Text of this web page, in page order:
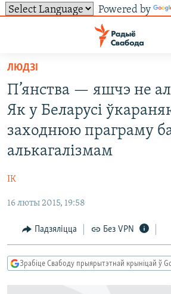
Powered by
ўнівэрсальнага
доступу
Перайсьці
да
галоўнага
зьместу
да
галоўнай
Перайсьці
пошуку
НАВІНЫ
ВАЙНА
БЕЛАРУСЫ НА ВАЙНЕ
КУЛЬТУРА
КНІГІ
АЎДЫЁКНІГІ
МОВА
СУВЯЗЬ
АБЫСЬЦІ БЛЯКАВАНЬНЕ
FACEBOOK
TWITTER
САЧЫЦЕ ЗА АБНАЎЛЕНЬНЯМІ
Усе сайты РС/РСЭ
ЛЮДЗІ
П’янства — яшчэ не
Як у Беларусі
заходнюю праграму
алькагалізмам
ІК
16 люты 2015, 19:58
Падзяліцца Без VPN
Зрабіце Свабоду прыярытэтнай крыніцай ў